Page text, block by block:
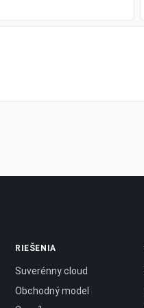
RIEŠENIA
Suverénny cloud
Obchodný model